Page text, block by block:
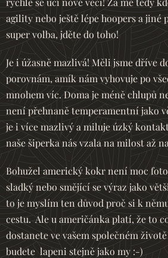
agility nebo ještě lépe hoopers a jiné
super volba, jděte do toho!
Je i úžasně mazlivá! Měli jsme dříve
porovnám, amík nám vyhovuje po
mnohem víc. Doma je méně chlupů
není přehnaně temperamentní jako
je i více mazlivý a miluje úzký
naše šiperka nás vzala na milost až
Bohužel americký kokr není moc
sladký nebo smějící se výraz jako
to je myslím ten důvod proč si k
cestu. Ale u američánka platí, že to
dostanete ve vašem společném
budete lapeni stejně jako my :-)